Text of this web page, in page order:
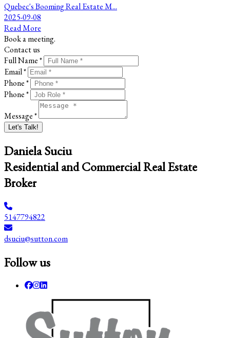
Quebec's Booming Real Estate M...
2025-09-08
Read More
Book a meeting.
Contact us
Full Name *
Email *
Phone *
Phone *
Message *
Let's Talk!
Daniela Suciu
Residential and Commercial Real Estate
Broker
5147794822
dsuciu@sutton.com
Follow us